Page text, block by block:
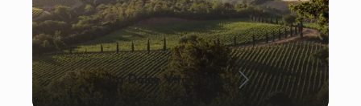
La Dolce Vita: Italien